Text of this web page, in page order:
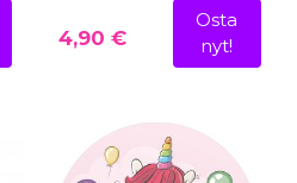
4,90 €
Osta
nyt!